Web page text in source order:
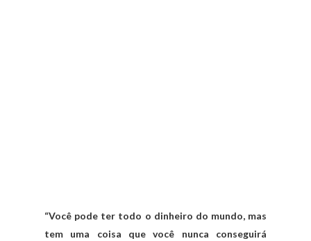
“Você pode ter todo o dinheiro do mundo, mas
tem uma coisa que você nunca conseguirá